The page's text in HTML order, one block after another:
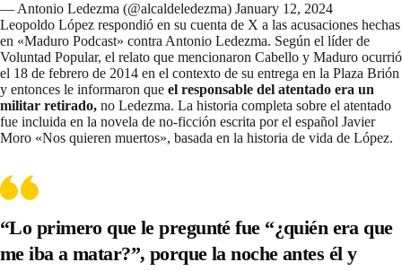
— Antonio Ledezma (@alcaldeledezma) January 12, 2024
Leopoldo López respondió en su cuenta de X a las acusaciones hechas
en «Maduro Podcast» contra Antonio Ledezma. Según el líder de
Voluntad Popular, el relato que mencionaron Cabello y Maduro ocurrió
el 18 de febrero de 2014 en el contexto de su entrega en la Plaza Brión
y entonces le informaron que el responsable del atentado era un
militar retirado, no Ledezma. La historia completa sobre el atentado
fue incluida en la novela de no-ficción escrita por el español Javier
Moro «Nos quieren muertos», basada en la historia de vida de López.
“Lo primero que le pregunté fue “¿quién era que
me iba a matar?”, porque la noche antes él y